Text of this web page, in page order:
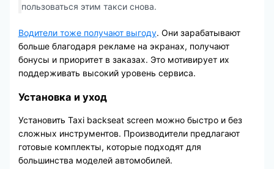
пользоваться этим такси снова.
Водители тоже получают выгоду. Они зарабатывают
больше благодаря рекламе на экранах, получают
бонусы и приоритет в заказах. Это мотивирует их
поддерживать высокий уровень сервиса.
Установка и уход
Установить Taxi backseat screen можно быстро и без
сложных инструментов. Производители предлагают
готовые комплекты, которые подходят для
большинства моделей автомобилей.